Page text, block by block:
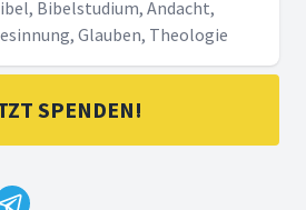
Bibelstudium, Andacht,
Glauben, Theologie
SPENDEN!